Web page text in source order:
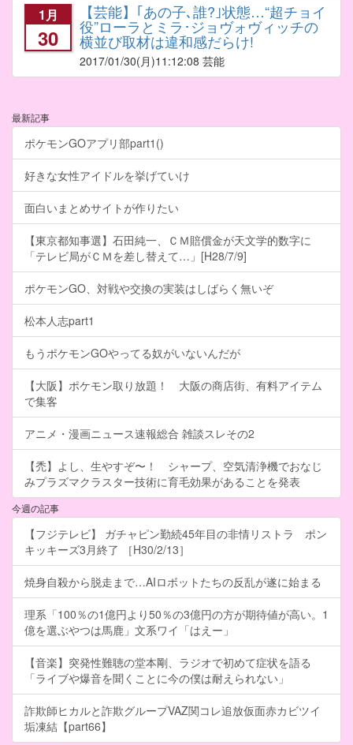
1月
30
【芸能】｢あの子､誰?｣状態…“超チョイ
役”ローラとミラ･ジョヴォヴィッチの
横並び取材は違和感だらけ!
2017/01/30(月)11:12:08 芸能
最新記事
ポケモンGOアプリ部part1()
好きな女性アイドルを挙げていけ
面白いまとめサイトが作りたい
【東京都知事選】石田純一、ＣＭ賠償金が天文学的数字に
「テレビ局がＣＭを差し替えて…」[H28/7/9]
ポケモンGO、対戦や交換の実装はしばらく無いぞ
松本人志part1
もうポケモンGOやってる奴がいないんだが
【大阪】ポケモン取り放題！ 大阪の商店街、有料アイテム
で集客
アニメ・漫画ニュース速報総合 雑談スレその2
【禿】よし、生やすぞ〜！ シャープ、空気清浄機でおなじ
みプラズマクラスター技術に育毛効果があることを発表
今週の記事
【フジテレビ】 ガチャピン勤続45年目の非情リストラ ポン
キッキーズ3月終了 ［H30/2/13］
焼身自殺から脱走まで…AIロボットたちの反乱が遂に始まる
理系「100％の1億円より50％の3億円の方が期待値が高い。1
億を選ぶやつは馬鹿」文系ワイ「はえー」
【音楽】突発性難聴の堂本剛、ラジオで初めて症状を語る
「ライブや爆音を聞くことに今の僕は耐えられない」
詐欺師ヒカルと詐欺グループVAZ関コレ追放仮面赤カビツイ
垢凍結【part66】